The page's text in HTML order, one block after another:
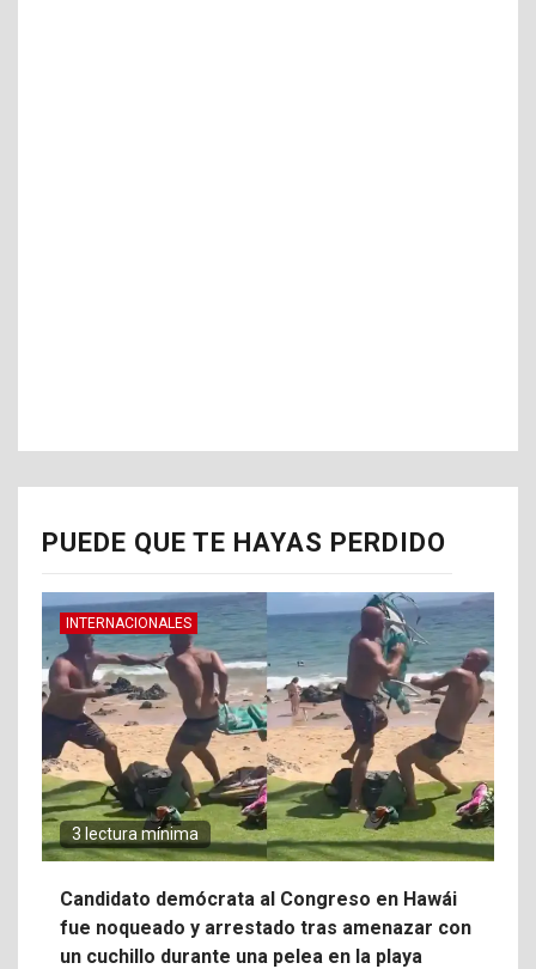
PUEDE QUE TE HAYAS PERDIDO
INTERNACIONALES
3 lectura mínima
Candidato demócrata al Congreso en Hawái
fue noqueado y arrestado tras amenazar con
un cuchillo durante una pelea en la playa